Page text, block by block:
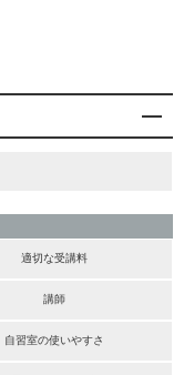
適切な受講料
講師
自習室の使いやすさ